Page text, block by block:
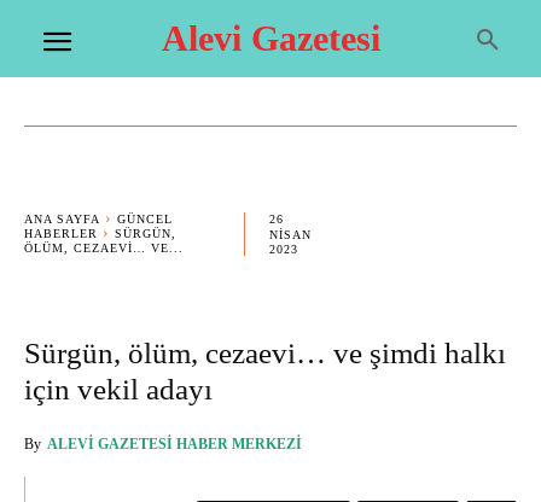
Alevi Gazetesi
ANA SAYFA
GÜNCEL
HABERLER
SÜRGÜN,
ÖLÜM, CEZAEVI… VE...
26
NISAN
2023
Sürgün, ölüm, cezaevi… ve şimdi halkı
için vekil adayı
By ALEVI GAZETESI HABER MERKEZI